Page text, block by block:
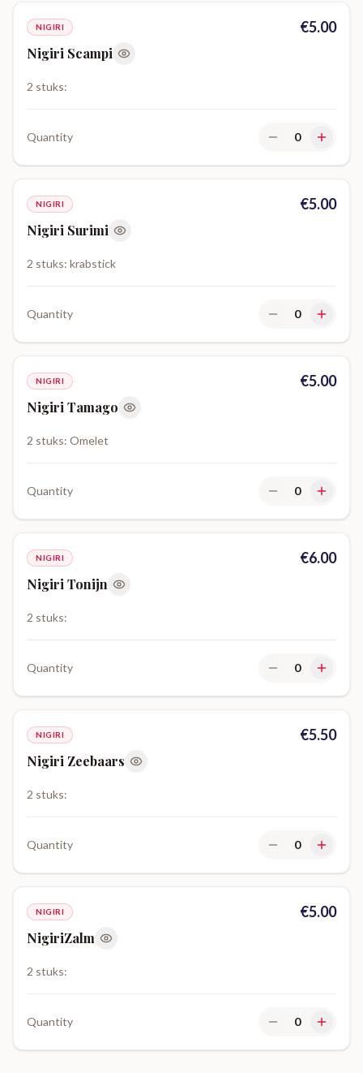
NIGIRI
Nigiri Scampi
€5.00
2 stuks:
Quantity 0
NIGIRI
Nigiri Surimi
€5.00
2 stuks: krabstick
Quantity 0
NIGIRI
Nigiri Tamago
€5.00
2 stuks: Omelet
Quantity 0
NIGIRI
Nigiri Tonijn
€6.00
2 stuks:
Quantity 0
NIGIRI
Nigiri Zeebaars
€5.50
2 stuks:
Quantity 0
NIGIRI
NigiriZalm
€5.00
2 stuks:
Quantity 0